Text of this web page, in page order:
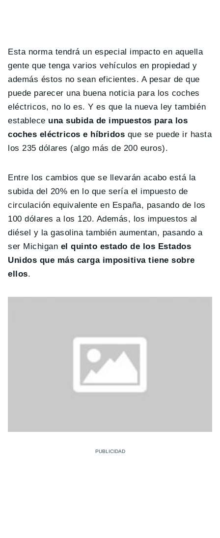
Esta norma tendrá un especial impacto en aquella
gente que tenga varios vehículos en propiedad y
además éstos no sean eficientes. A pesar de que
puede parecer una buena noticia para los coches
eléctricos, no lo es. Y es que la nueva ley también
establece una subida de impuestos para los
coches eléctricos e híbridos que se puede ir hasta
los 235 dólares (algo más de 200 euros).
Entre los cambios que se llevarán acabo está la
subida del 20% en lo que sería el impuesto de
circulación equivalente en España, pasando de los
100 dólares a los 120. Además, los impuestos al
diésel y la gasolina también aumentan, pasando a
ser Michigan el quinto estado de los Estados
Unidos que más carga impositiva tiene sobre
ellos.